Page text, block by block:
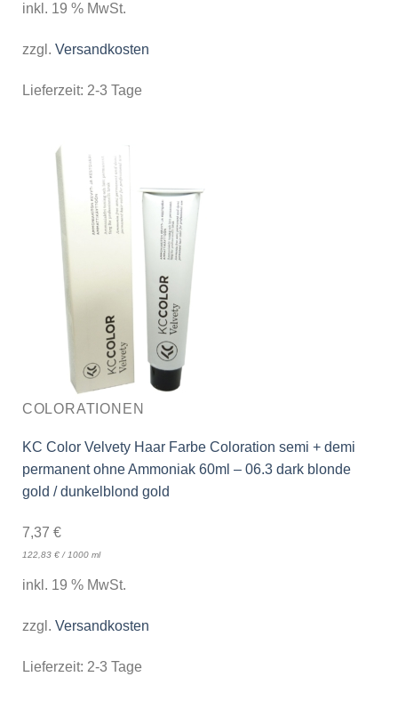
inkl. 19 % MwSt.
zzgl. Versandkosten
Lieferzeit: 2-3 Tage
COLORATIONEN
KC Color Velvety Haar Farbe Coloration semi + demi
permanent ohne Ammoniak 60ml – 06.3 dark blonde
gold / dunkelblond gold
7,37 €
122,83 €/ 1000 ml
inkl. 19 % MwSt.
zzgl. Versandkosten
Lieferzeit: 2-3 Tage